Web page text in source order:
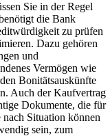
Sie in der Regel
die Bank
zu prüfen
Dazu gehören
und
Vermögen wie
Bonitätsauskünfte
Auch der Kaufvertrag
Dokumente, die für
nach Situation können
sein, zum